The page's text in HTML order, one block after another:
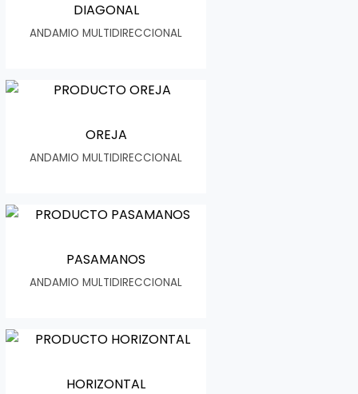
DIAGONAL
ANDAMIO MULTIDIRECCIONAL
OREJA
ANDAMIO MULTIDIRECCIONAL
PASAMANOS
ANDAMIO MULTIDIRECCIONAL
HORIZONTAL